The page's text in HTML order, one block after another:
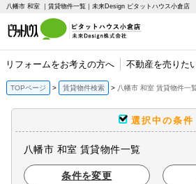
八幡市 和室 ｜賃貸物件一覧｜未来Design ピタットハウス小倉店
リフォームをお考えの方へ 不動産を売りた
TOPページ 賃貸物件検索 八幡市 和室 賃貸物件一
選択中の条件
八幡市 和室 賃貸物件一覧
条件を変更